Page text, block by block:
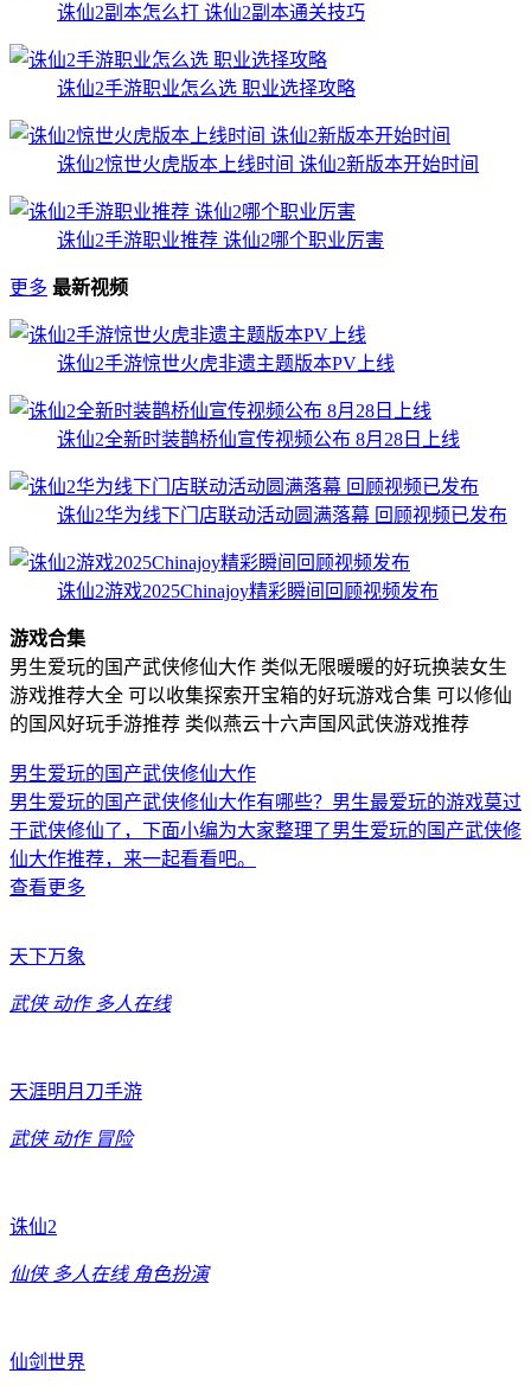
诛仙2副本怎么打 诛仙2副本通关技巧
诛仙2手游职业怎么选 职业选择攻略
诛仙2惊世火虎版本上线时间 诛仙2新版本开始时间
诛仙2手游职业推荐 诛仙2哪个职业厉害
更多 最新视频
诛仙2手游惊世火虎非遗主题版本PV上线
诛仙2全新时装鹊桥仙宣传视频公布 8月28日上线
诛仙2华为线下门店联动活动圆满落幕 回顾视频已发布
诛仙2游戏2025Chinajoy精彩瞬间回顾视频发布
游戏合集
男生爱玩的国产武侠修仙大作 类似无限暖暖的好玩换装女生
游戏推荐大全 可以收集探索开宝箱的好玩游戏合集 可以修仙
的国风好玩手游推荐 类似燕云十六声国风武侠游戏推荐
男生爱玩的国产武侠修仙大作
男生爱玩的国产武侠修仙大作有哪些？男生最爱玩的游戏莫过
于武侠修仙了，下面小编为大家整理了男生爱玩的国产武侠修
仙大作推荐，来一起看看吧。
查看更多
天下万象
武侠 动作 多人在线
天涯明月刀手游
武侠 动作 冒险
诛仙2
仙侠 多人在线 角色扮演
仙剑世界